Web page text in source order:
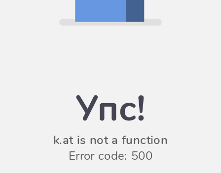
Упс!
k.at is not a function
Error code: 500